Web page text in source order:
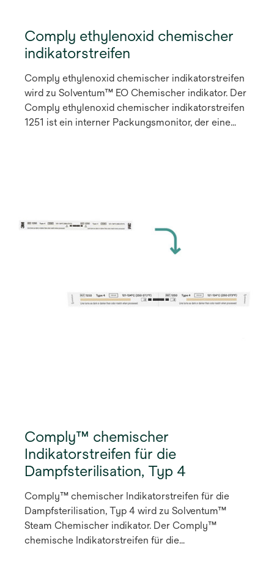
Comply ethylenoxid chemischer
indikatorstreifen
Comply ethylenoxid chemischer indikatorstreifen
wird zu Solventum™ EO Chemischer indikator. Der
Comply ethylenoxid chemischer indikatorstreifen
1251 ist ein interner Packungsmonitor, der eine
Comply™ chemischer
Indikatorstreifen für die
Dampfsterilisation, Typ 4
Comply™ chemischer Indikatorstreifen für die
Dampfsterilisation, Typ 4 wird zu Solventum™
Steam Chemischer indikator. Der Comply™
chemische Indikatorstreifen für die